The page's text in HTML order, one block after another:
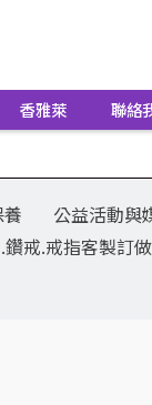
香雅萊 聯絡
公益活動與
戒.戒指客製訂做